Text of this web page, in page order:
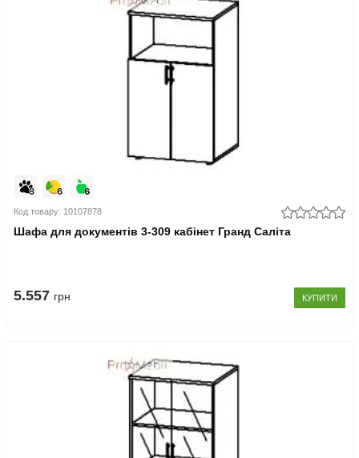
Код товару: 10107878
Шафа для документів 3-309 кабінет Гранд Саліта
5.557 грн КУПИТИ